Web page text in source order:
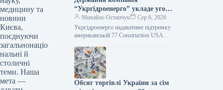
медицину та
новини
Києва,
поєднуючи
загальнонаціо
нальні й
столичні
теми. Наша
мета —
“Укргідроенерго” укладе угоду
про співпрацю з
американським
підприємством 77
Михайло Остапчук
Сер 6, 2026
Укргідроенерго надаватиме підтримку
американській 77 Construction USA
ПрАТ "Укргідроенерго" та
американська компанія 77 Construction
USA CORP…
Обсяг торгівлі України за сім